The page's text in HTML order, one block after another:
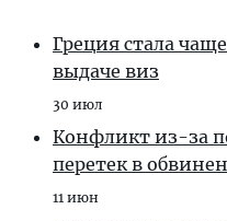
Греция стала
выдаче виз
30 июл
Конфликт из-за
перетек в
11 июн